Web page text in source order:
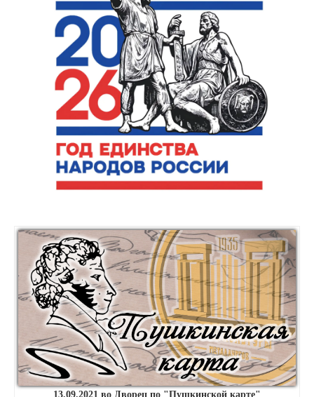
13.09.2021 во Дворец по "Пушкинской карте"